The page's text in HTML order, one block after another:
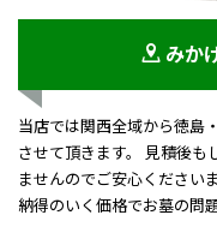
みか
当店では関西全域から徳島
させて頂きます。 見積後も
ませんのでご安心ください
納得のいく価格でお墓の問